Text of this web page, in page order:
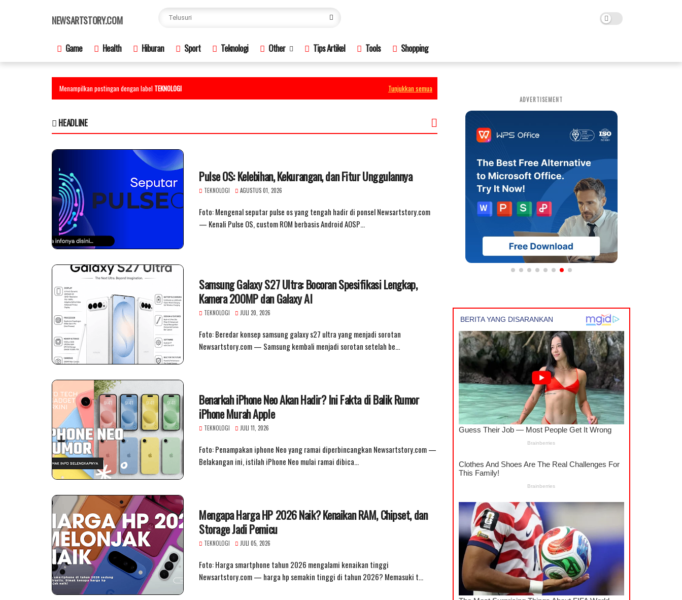
NEWSARTSTORY.COM
Game Health Hiburan Sport Teknologi Other Tips Artikel Tools Shopping
Menampilkan postingan dengan label TEKNOLOGI Tunjukkan semua
HEADLINE
Pulse OS: Kelebihan, Kekurangan, dan Fitur Unggulannya
TEKNOLOGI AGUSTUS 01, 2026
Foto: Mengenal seputar pulse os yang tengah hadir di ponsel Newsartstory.com
— Kenali Pulse OS, custom ROM berbasis Android AOSP…
Samsung Galaxy S27 Ultra: Bocoran Spesifikasi Lengkap,
Kamera 200MP dan Galaxy AI
TEKNOLOGI JULI 20, 2026
Foto: Beredar konsep samsung galaxy s27 ultra yang menjadi sorotan
Newsartstory.com — Samsung kembali menjadi sorotan setelah be…
Benarkah iPhone Neo Akan Hadir? Ini Fakta di Balik Rumor
iPhone Murah Apple
TEKNOLOGI JULI 11, 2026
Foto: Penampakan iphone Neo yang ramai diperbincangkan Newsartstory.com —
Belakangan ini, istilah iPhone Neo mulai ramai dibica…
Mengapa Harga HP 2026 Naik? Kenaikan RAM, Chipset, dan
Storage Jadi Pemicu
TEKNOLOGI JULI 05, 2026
Foto: Harga smartphone tahun 2026 mengalami kenaikan tinggi
Newsartstory.com — harga hp semakin tinggi di tahun 2026? Memasuki t…
ADVERTISEMENT